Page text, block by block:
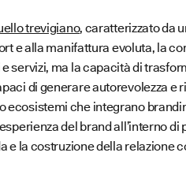
trevigiano, caratterizzato da
e alla manifattura evoluta, la
servizi, ma la capacità di
di generare autorevolezza e
ecosistemi che integrano
del brand all’interno
e la costruzione della